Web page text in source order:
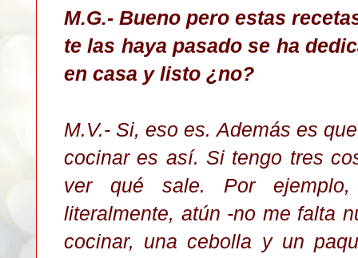
M.G.- Bueno pero estas
te las haya pasado se ha
en casa y listo ¿no?
M.V.- Si, eso es. Además es
cocinar es así. Si tengo tres
ver qué sale. Por
literalmente, atún -no me falta
cocinar, una cebolla y un